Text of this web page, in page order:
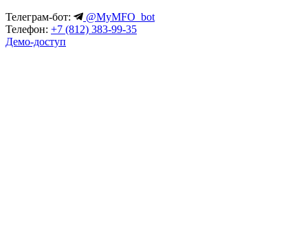
Телеграм-бот:
@MyMFO_bot
Телефон: +7 (812) 383-99-35
Демо-доступ